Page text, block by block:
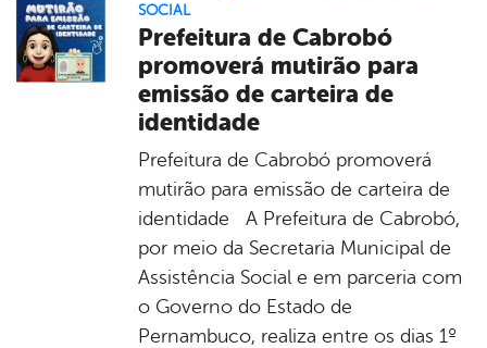
SOCIAL
Prefeitura de Cabrobó
promoverá mutirão para
emissão de carteira de
identidade
Prefeitura de Cabrobó promoverá
mutirão para emissão de carteira de
identidade A Prefeitura de Cabrobó,
por meio da Secretaria Municipal de
Assistência Social e em parceria com
o Governo do Estado de
Pernambuco, realiza entre os dias 1º